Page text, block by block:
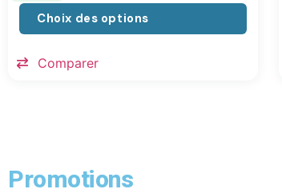
Choix des options
Comparer
Promotions